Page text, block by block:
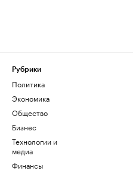
Рубрики
Политика
Экономика
Общество
Бизнес
Технологии и
медиа
Финансы